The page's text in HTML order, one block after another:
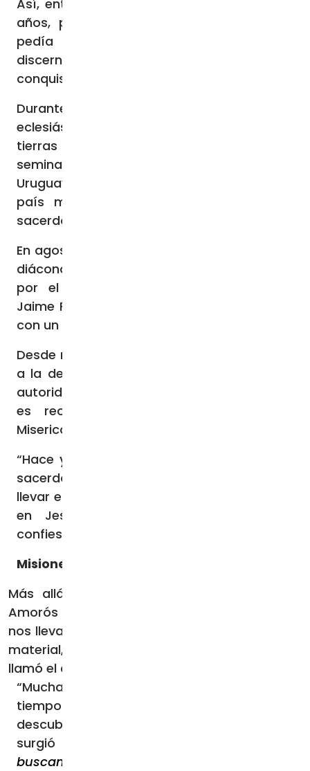
Así, entró en el seminario en 2013, a los 27
años, porque “ya veía que el Señor me
pedía ser sacerdote y después de
discernirlo, de rezarlo mucho, el Señor te
conquista el corazón”.
Durante su etapa de formación
eclesiástica, surgió la inquietud por ir a
tierras lejanas: “Durante mi estancia en el
seminario vinieron varios obispos de
Uruguay a contar la realidad allí, que era un
país muy secularizado, con muy pocos
sacerdotes”.
En agosto de 2017 viajó a Uruguay ya como
diácono y en 2018 fue ordenado sacerdote
por el Obispo emérito de Minas, Mons.
Jaime Fuentes, que entonces sólo contaba
con un sacerdote incardinado.
Desde marzo de 2020, se unió esta diócesis
a la de Maldonado-Punta del Este, bajo la
autoridad de Mons. Milton Tróccoli, donde
es rector del Santuario de la Divina
Misericordia.
“Hace ya cuatro años que estoy allí como
sacerdote y estoy muy contento de poder
llevar el mensaje del amor de Dios, revelado
en Jesucristo, a todas las naciones”,
confiesa.
Misionero digital
Más allá del trabajo sobre el terreno, el P.
Amorós sintió que “esta inquietud misionera
nos lleva a evangelizar no sólo todo el mundo
material, sino también lo que Benedicto XVI
llamó el continente digital”.
“Mucha gente está pasando ahí mucho
tiempo. ¿Cómo hacer para que puedan
descubrir a Jesucristo?”, se preguntó. Y así
surgió en 2020 el canal de YouTube
buscan rebeldes